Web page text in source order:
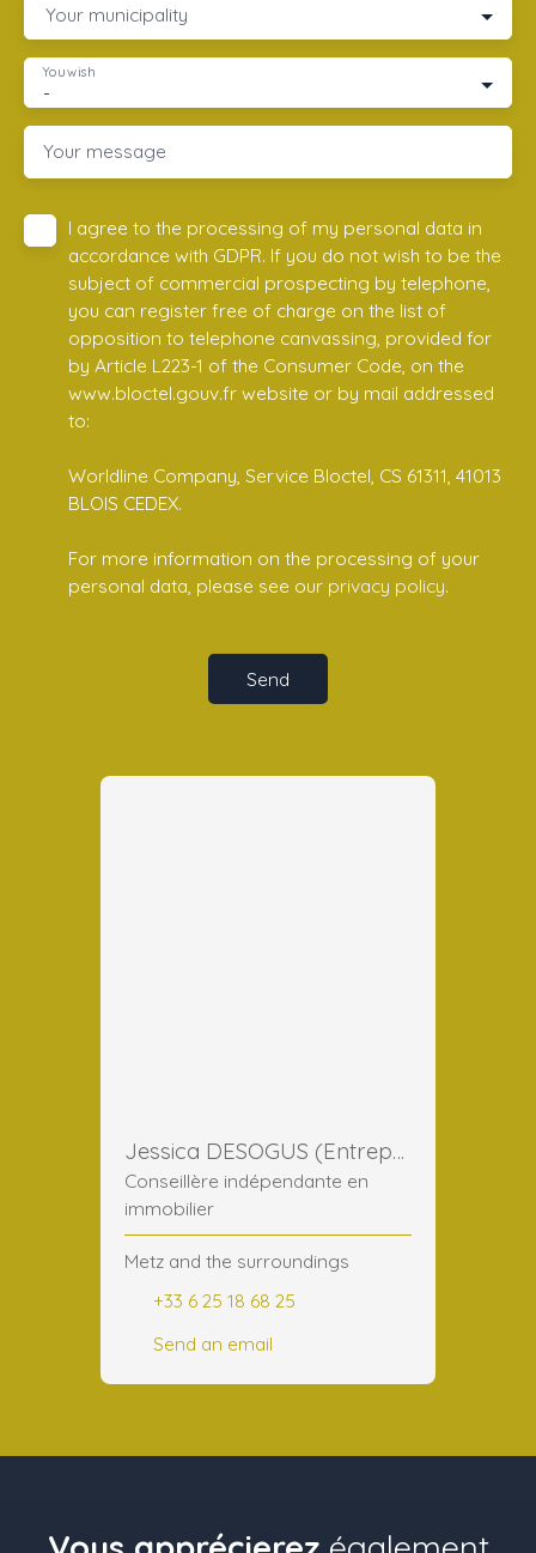
Your municipality
-
You wish
Your message
I agree to the processing of my personal data in
accordance with GDPR. If you do not wish to be the
subject of commercial prospecting by telephone,
you can register free of charge on the list of
opposition to telephone canvassing, provided for
by Article L223-1 of the Consumer Code, on the
www.bloctel.gouv.fr website or by mail addressed
to:
Worldline Company, Service Bloctel, CS 61311, 41013
BLOIS CEDEX.
For more information on the processing of your
personal data, please see our privacy policy.
Send
Jessica DESOGUS (Entreprise)
Conseillère indépendante en
immobilier
Metz and the surroundings
+33 6 25 18 68 25
Send an email